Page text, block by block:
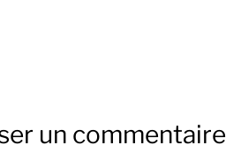
un commentaire